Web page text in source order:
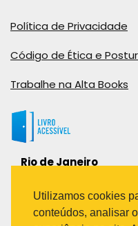
Política de Privacidade
Código de Ética e
Trabalhe na Alta Books
Rio de Janeiro
Bairro Industrial
Rio de Janeiro –
Utilizamos cookies
conteúdos, analisar